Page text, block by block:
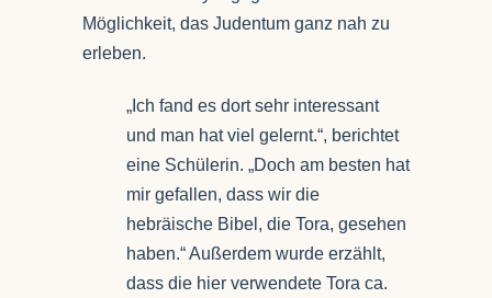
Möglichkeit, das Judentum ganz nah zu
erleben.
„Ich fand es dort sehr interessant
und man hat viel gelernt.“, berichtet
eine Schülerin. „Doch am besten hat
mir gefallen, dass wir die
hebräische Bibel, die Tora, gesehen
haben.“ Außerdem wurde erzählt,
dass die hier verwendete Tora ca.